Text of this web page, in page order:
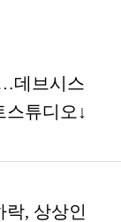
데브시스
스튜디오↓
락, 상상인